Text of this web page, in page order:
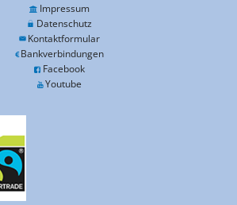
Impressum
Datenschutz
Kontaktformular
Bankverbindungen
Facebook
Youtube